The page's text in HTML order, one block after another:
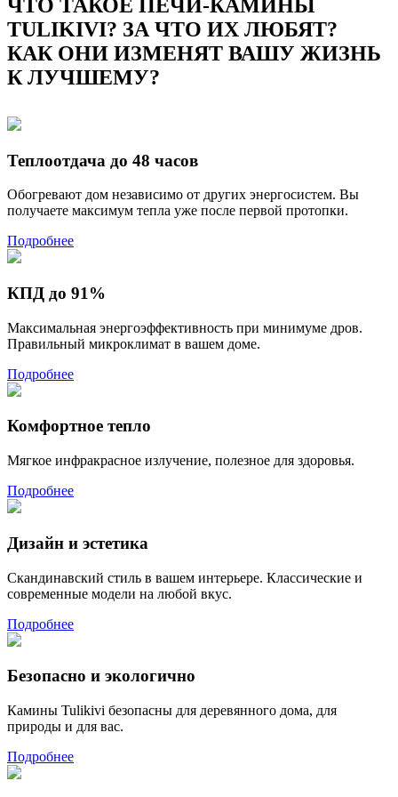
ЧТО ТАКОЕ ПЕЧИ-КАМИНЫ
TULIKIVI? ЗА ЧТО ИХ ЛЮБЯТ?
КАК ОНИ ИЗМЕНЯТ ВАШУ ЖИЗНЬ
К ЛУЧШЕМУ?
Теплоотдача до 48 часов
Обогревают дом независимо от других энергосистем. Вы
получаете максимум тепла уже после первой протопки.
Подробнее
КПД до 91%
Максимальная энергоэффективность при минимуме дров.
Правильный микроклимат в вашем доме.
Подробнее
Комфортное тепло
Мягкое инфракрасное излучение, полезное для здоровья.
Подробнее
Дизайн и эстетика
Скандинавский стиль в вашем интерьере. Классические и
современные модели на любой вкус.
Подробнее
Безопасно и экологично
Камины Tulikivi безопасны для деревянного дома, для
природы и для вас.
Подробнее